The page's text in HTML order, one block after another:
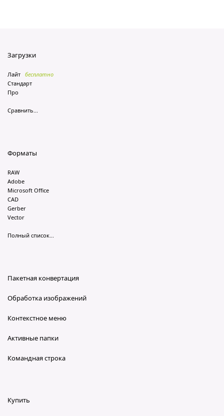
Загрузки
Лайт бесплатно
Стандарт
Про
Сравнить...
Форматы
RAW
Adobe
Microsoft Office
CAD
Gerber
Vector
Полный список...
Пакетная конвертация
Обработка изображений
Контекстное меню
Активные папки
Командная строка
Купить